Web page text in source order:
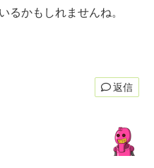
るかもしれませんね。
返信